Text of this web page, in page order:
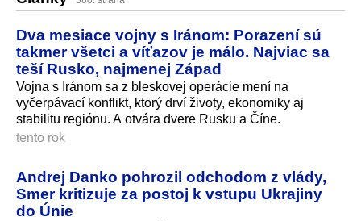
Dva mesiace vojny s Iránom: Porazení sú
takmer všetci a víťazov je málo. Najviac sa
teší Rusko, najmenej Západ
Vojna s Iránom sa z bleskovej operácie mení na
vyčerpávací konflikt, ktorý drví životy, ekonomiky aj
stabilitu regiónu. A otvára dvere Rusku a Číne.
tento rok
Andrej Danko pohrozil odchodom z vlády,
Smer kritizuje za postoj k vstupu Ukrajiny
do Únie